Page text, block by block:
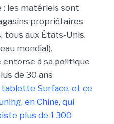
: les matériels sont
propriétaires
tous aux États-Unis,
mondial).
à sa politique
de 30 ans
tablette Surface, et ce
en Chine, qui
plus de 1 300